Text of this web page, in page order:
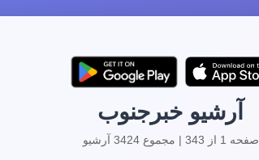
آرشیو خبرجنوب
صفحه 1 از 343 | مجموع 3424 آرشیو